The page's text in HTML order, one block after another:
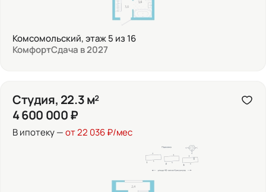
Комсомольский, этаж 5 из 16
КомфортСдача в 2027
Студия, 22.3 м²
4 600 000 ₽
В ипотеку —от 22 036 ₽/мес